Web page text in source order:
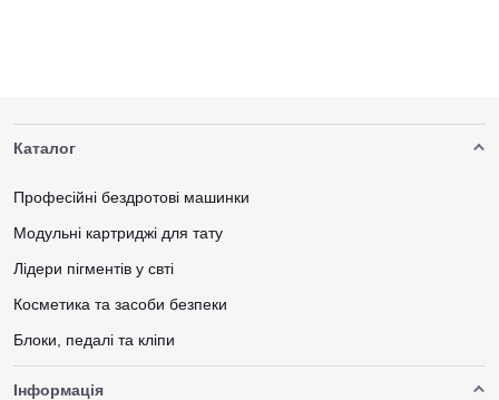
Каталог
Професійні бездротові машинки
Модульні картриджі для тату
Лідери пігментів у свті
Косметика та засоби безпеки
Блоки, педалі та кліпи
Інформація